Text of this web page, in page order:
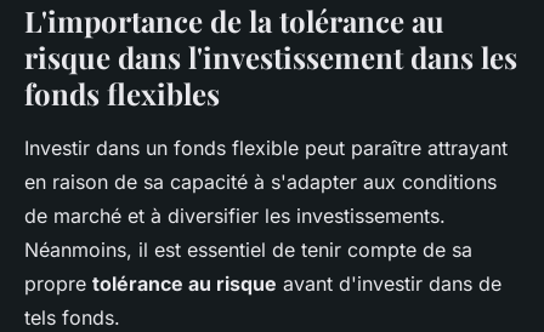
L'importance de la tolérance au
risque dans l'investissement dans les
fonds flexibles
Investir dans un fonds flexible peut paraître attrayant
en raison de sa capacité à s'adapter aux conditions
de marché et à diversifier les investissements.
Néanmoins, il est essentiel de tenir compte de sa
propre tolérance au risque avant d'investir dans de
tels fonds.